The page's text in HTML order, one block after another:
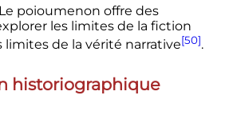
poioumenon offre des
les limites de la fiction
limites de la vérité narrative[50].
historiographique